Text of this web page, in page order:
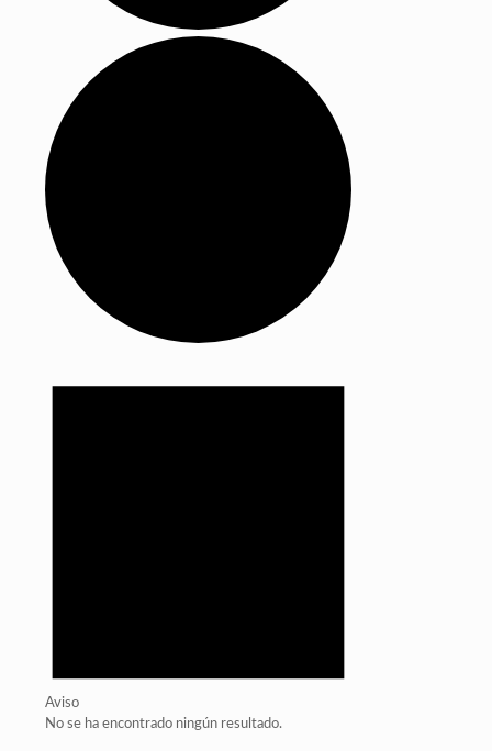
Aviso
No se ha encontrado ningún resultado.